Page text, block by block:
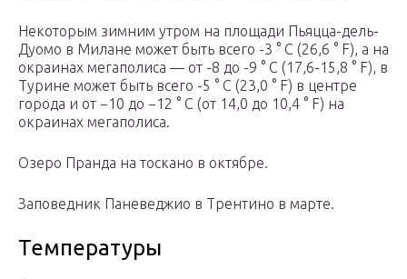
Некоторым зимним утром на площади Пьяцца-дель-
Дуомо в Милане может быть всего -3 ° C (26,6 ° F), а на
окраинах мегаполиса — от -8 до -9 ° C (17,6-15,8 ° F), в
Турине может быть всего -5 ° C (23,0 ° F) в центре
города и от −10 до −12 ° C (от 14,0 до 10,4 ° F) на
окраинах мегаполиса.
Озеро Пранда на тоскано в октябре.
Заповедник Паневеджио в Трентино в марте.
Температуры